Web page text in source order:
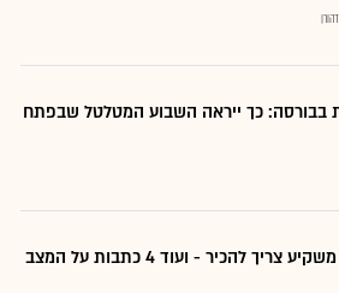
בבורסה: כך ייראה השבוע המטלטל שבפתח
המדריך שכל משקיע צריך להכיר - ועוד 4 כתבות על המצב